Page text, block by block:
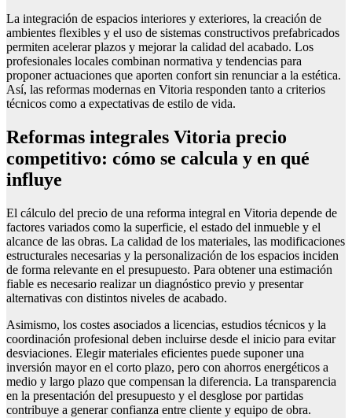
La integración de espacios interiores y exteriores, la creación de
ambientes flexibles y el uso de sistemas constructivos prefabricados
permiten acelerar plazos y mejorar la calidad del acabado. Los
profesionales locales combinan normativa y tendencias para
proponer actuaciones que aporten confort sin renunciar a la estética.
Así, las reformas modernas en Vitoria responden tanto a criterios
técnicos como a expectativas de estilo de vida.
Reformas integrales Vitoria precio
competitivo: cómo se calcula y en qué
influye
El cálculo del precio de una reforma integral en Vitoria depende de
factores variados como la superficie, el estado del inmueble y el
alcance de las obras. La calidad de los materiales, las modificaciones
estructurales necesarias y la personalización de los espacios inciden
de forma relevante en el presupuesto. Para obtener una estimación
fiable es necesario realizar un diagnóstico previo y presentar
alternativas con distintos niveles de acabado.
Asimismo, los costes asociados a licencias, estudios técnicos y la
coordinación profesional deben incluirse desde el inicio para evitar
desviaciones. Elegir materiales eficientes puede suponer una
inversión mayor en el corto plazo, pero con ahorros energéticos a
medio y largo plazo que compensan la diferencia. La transparencia
en la presentación del presupuesto y el desglose por partidas
contribuye a generar confianza entre cliente y equipo de obra.